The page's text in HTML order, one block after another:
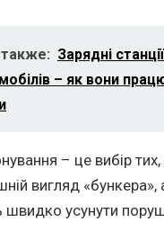
Зарядні
– як вони
– це вибір
вигляд «бункера»,
швидко усунути